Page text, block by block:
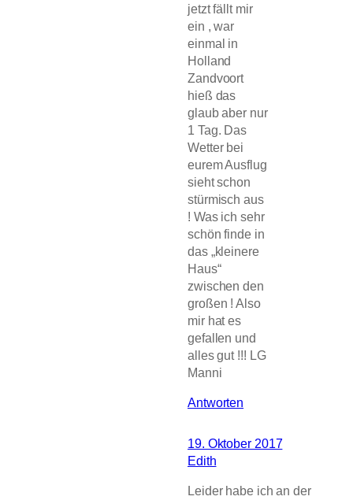
jetzt fällt mir
ein , war
einmal in
Holland
Zandvoort
hieß das
glaub aber nur
1 Tag. Das
Wetter bei
eurem Ausflug
sieht schon
stürmisch aus
! Was ich sehr
schön finde in
das „kleinere
Haus“
zwischen den
großen ! Also
mir hat es
gefallen und
alles gut !!! LG
Manni
Antworten
19. Oktober 2017
Edith
Leider habe ich an der